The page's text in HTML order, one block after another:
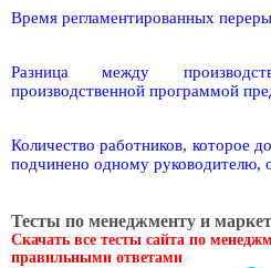
Время регламентированных
Разница между
производственной программой
Количество работников, которое
подчинено одному руководителю,
Тесты по менеджменту и
Скачать все тесты сайта по
правильными ответами